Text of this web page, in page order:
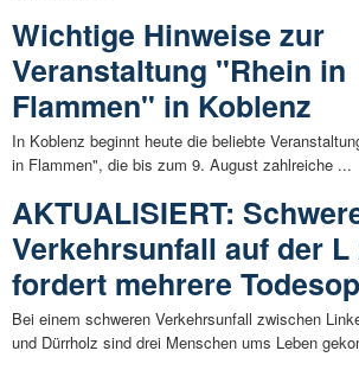
Wichtige Hinweise zur
Veranstaltung "Rhein in
Flammen" in Koblenz
In Koblenz beginnt heute die beliebte
in Flammen", die bis zum 9. August zahlreiche ...
AKTUALISIERT:
Verkehrsunfall auf der L
fordert mehrere
Bei einem schweren Verkehrsunfall zwischen
und Dürrholz sind drei Menschen ums Leben